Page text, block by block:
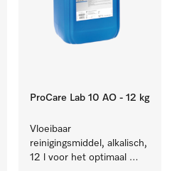
ProCare Lab 10 AO - 12 kg
Vloeibaar
reinigingsmiddel, alkalisch,
12 l voor het optimaal